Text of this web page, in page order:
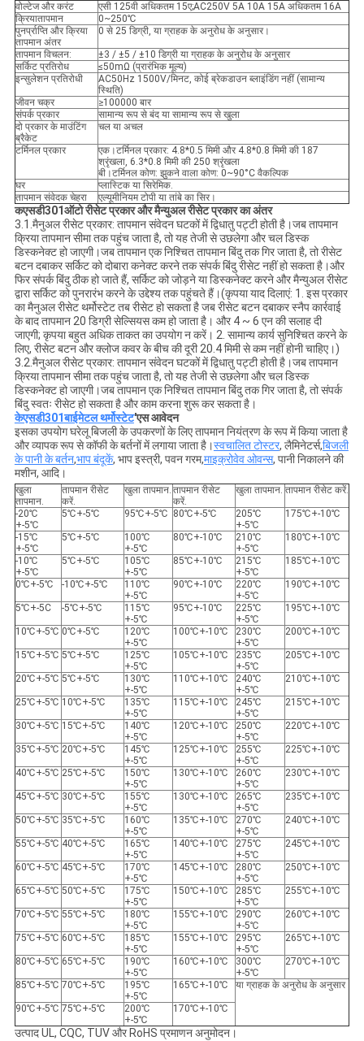
वोल्टेज और करंट
एसी 125वी अधिकतम 15ए;AC250V 5A 10A 15A अधिकतम 16A
क्रियातापमान
0~250℃
पुनर्प्राप्ति और क्रिया
तापमान अंतर
0 से 25 डिग्री, या ग्राहक के अनुरोध के अनुसार।
तापमान विचलन:
±3 / ±5 / ±10 डिग्री या ग्राहक के अनुरोध के अनुसार
सर्किट प्रतिरोध
≤50mΩ (प्रारंभिक मूल्य)
इन्सुलेशन प्रतिरोधी
AC50Hz 1500V/मिनट, कोई ब्रेकडाउन ब्लाइंडिंग नहीं (सामान्य
स्थिति)
जीवन चक्र
≥100000 बार
संपर्क प्रकार
सामान्य रूप से बंद या सामान्य रूप से खुला
दो प्रकार के माउंटिंग
ब्रैकेट
चल या अचल
टर्मिनल प्रकार
एक।टर्मिनल प्रकार: 4.8*0.5 मिमी और 4.8*0.8 मिमी की 187
श्रृंखला, 6.3*0.8 मिमी की 250 श्रृंखला
बी।टर्मिनल कोण: झुकने वाला कोण: 0~90°C वैकल्पिक
घर
प्लास्टिक या सिरेमिक.
तापमान संवेदक चेहरा
एल्यूमीनियम टोपी या तांबे का सिर।
कएसडी301ऑटो रीसेट प्रकार और मैन्युअल रीसेट प्रकार का अंतर
3.1.मैनुअल रीसेट प्रकार: तापमान संवेदन घटकों में द्विधातु पट्टी होती है।जब तापमान
क्रिया तापमान सीमा तक पहुंच जाता है, तो यह तेजी से उछलेगा और चल डिस्क
डिस्कनेक्ट हो जाएगी।जब तापमान एक निश्चित तापमान बिंदु तक गिर जाता है, तो रीसेट
बटन दबाकर सर्किट को दोबारा कनेक्ट करने तक संपर्क बिंदु रीसेट नहीं हो सकता है।और
फिर संपर्क बिंदु ठीक हो जाते हैं, सर्किट को जोड़ने या डिस्कनेक्ट करने और मैन्युअल रीसेट
द्वारा सर्किट को पुनरारंभ करने के उद्देश्य तक पहुंचते हैं।(कृपया याद दिलाएं: 1. इस प्रकार
का मैनुअल रीसेट थर्मोस्टेट तब रीसेट हो सकता है जब रीसेट बटन दबाकर स्नैप कार्रवाई
के बाद तापमान 20 डिग्री सेल्सियस कम हो जाता है। और 4 ~ 6 एन की सलाह दी
जाएगी; कृपया बहुत अधिक ताकत का उपयोग न करें। 2. सामान्य कार्य सुनिश्चित करने के
लिए, रीसेट बटन और क्लोज कवर के बीच की दूरी 20.4 मिमी से कम नहीं होनी चाहिए।)
3.2.मैनुअल रीसेट प्रकार: तापमान संवेदन घटकों में द्विधातु पट्टी होती है।जब तापमान
क्रिया तापमान सीमा तक पहुंच जाता है, तो यह तेजी से उछलेगा और चल डिस्क
डिस्कनेक्ट हो जाएगी।जब तापमान एक निश्चित तापमान बिंदु तक गिर जाता है, तो संपर्क
बिंदु स्वतः रीसेट हो सकता है और काम करना शुरू कर सकता है।
केएसडी301बाईमेटल थर्मोस्टेट'एस आवेदन
इसका उपयोग घरेलू बिजली के उपकरणों के लिए तापमान नियंत्रण के रूप में किया जाता है
और व्यापक रूप से कॉफी के बर्तनों में लगाया जाता है।स्वचालित टोस्टर, लैमिनेटर्स,बिजली
के पानी के बर्तन,भाप बंदूकें, भाप इस्त्री, पवन गरम,माइक्रोवेव ओवन्स, पानी निकालने की
मशीन, आदि।
खुला
तापमान.
तापमान रीसेट
करें.
खुला तापमान. तापमान रीसेट
करें.
खुला तापमान. तापमान रीसेट करें.
-20℃
+-5℃
5℃+-5℃ 95℃+-5℃ 80℃+-5℃
205℃
+-5℃
175℃+-10℃
-15℃
+-5℃
5℃+-5℃
100℃
+-5℃
80℃+-10℃
210℃
+-5℃
180℃+-10℃
-10℃
+-5℃
5℃+-5℃
105℃
+-5℃
85℃+-10℃
215℃
+-5℃
185℃+-10℃
0℃+-5℃ -10℃+-5℃
110℃
+-5℃
90℃+-10℃
220℃
+-5℃
190℃+-10℃
5℃+-5C -5℃+-5℃
115℃
+-5℃
95℃+-10℃
225℃
+-5℃
195℃+-10℃
10℃+-5℃ 0℃+-5℃
120℃
+-5℃
100℃+-10℃
230℃
+-5℃
200℃+-10℃
15℃+-5℃ 5℃+-5℃
125℃
+-5℃
105℃+-10℃
235℃
+-5℃
205℃+-10℃
20℃+-5℃ 5℃+-5℃
130℃
+-5℃
110℃+-10℃
240℃
+-5℃
210℃+-10℃
25℃+-5℃ 10℃+-5℃
135℃
+-5℃
115℃+-10℃
245℃
+-5℃
215℃+-10℃
30℃+-5℃ 15℃+-5℃
140℃
+-5℃
120℃+-10℃
250℃
+-5℃
220℃+-10℃
35℃+-5℃ 20℃+-5℃
145℃
+-5℃
125℃+-10℃
255℃
+-5℃
225℃+-10℃
40℃+-5℃ 25℃+-5℃
150℃
+-5℃
130℃+-10℃
260℃
+-5℃
230℃+-10℃
45℃+-5℃ 30℃+-5℃
155℃
+-5℃
130℃+-10℃
265℃
+-5℃
235℃+-10℃
50℃+-5℃ 35℃+-5℃
160℃
+-5℃
135℃+-10℃
270℃
+-5℃
240℃+-10℃
55℃+-5℃ 40℃+-5℃
165℃
+-5℃
140℃+-10℃
275℃
+-5℃
245℃+-10℃
60℃+-5℃ 45℃+-5℃
170℃
+-5℃
145℃+-10℃
280℃
+-5℃
250℃+-10℃
65℃+-5℃ 50℃+-5℃
175℃
+-5℃
150℃+-10℃
285℃
+-5℃
255℃+-10℃
70℃+-5℃ 55℃+-5℃
180℃
+-5℃
155℃+-10℃
290℃
+-5℃
260℃+-10℃
75℃+-5℃ 60℃+-5℃
185℃
+-5℃
155℃+-10℃
295℃
+-5℃
265℃+-10℃
80℃+-5℃ 65℃+-5℃
190℃
+-5℃
160℃+-10℃
300℃
+-5℃
270℃+-10℃
85℃+-5℃ 70℃+-5℃
195℃
+-5℃
165℃+-10℃ या ग्राहक के अनुरोध के अनुसार
90℃+-5℃ 75℃+-5℃
200℃
+-5℃
170℃+-10℃
उत्पाद UL, CQC, TUV और RoHS प्रमाणन अनुमोदन।